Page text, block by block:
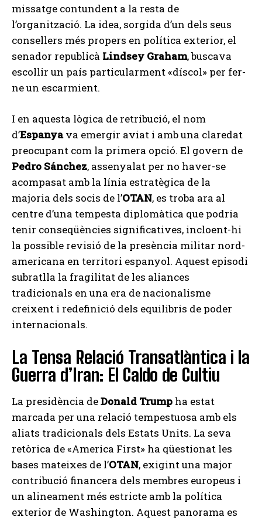
missatge contundent a la resta de
l’organització. La idea, sorgida d’un dels seus
consellers més propers en política exterior, el
senador republicà Lindsey Graham, buscava
escollir un país particularment «díscol» per fer-
ne un escarmient.
I en aquesta lògica de retribució, el nom
d’Espanyava emergir aviat i amb una claredat
preocupant com la primera opció. El govern de
Pedro Sánchez, assenyalat per no haver-se
acompasat amb la línia estratègica de la
majoria dels socis de l’OTAN, es troba ara al
centre d’una tempesta diplomàtica que podria
tenir conseqüències significatives, incloent-hi
la possible revisió de la presència militar nord-
americana en territori espanyol. Aquest episodi
subratlla la fragilitat de les aliances
tradicionals en una era de nacionalisme
creixent i redefinició dels equilibris de poder
internacionals.
La Tensa Relació Transatlàntica i la
Guerra d’Iran: El Caldo de Cultiu
La presidència deDonald Trump ha estat
marcada per una relació tempestuosa amb els
aliats tradicionals dels Estats Units. La seva
retòrica de «America First» ha qüestionat les
bases mateixes de l’OTAN, exigint una major
contribució financera dels membres europeus i
un alineament més estricte amb la política
exterior de Washington. Aquest panorama es